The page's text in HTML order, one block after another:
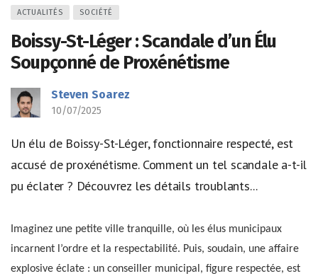
ACTUALITÉS SOCIÉTÉ
Boissy-St-Léger : Scandale d’un Élu
Soupçonné de Proxénétisme
Steven Soarez
10/07/2025
Un élu de Boissy-St-Léger, fonctionnaire respecté, est
accusé de proxénétisme. Comment un tel scandale a-t-il
pu éclater ? Découvrez les détails troublants...
Imaginez une petite ville tranquille, où les élus municipaux
incarnent l’ordre et la respectabilité. Puis, soudain, une affaire
explosive éclate : un conseiller municipal, figure respectée, est